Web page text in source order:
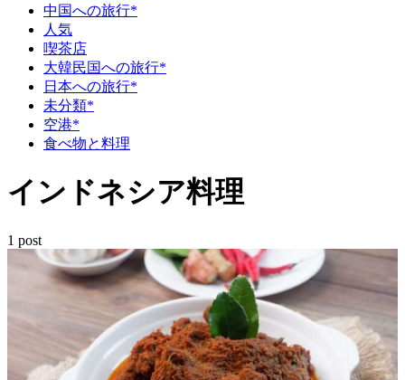
中国への旅行*
人気
喫茶店
大韓民国への旅行*
日本への旅行*
未分類*
空港*
食べ物と料理
インドネシア料理
1 post